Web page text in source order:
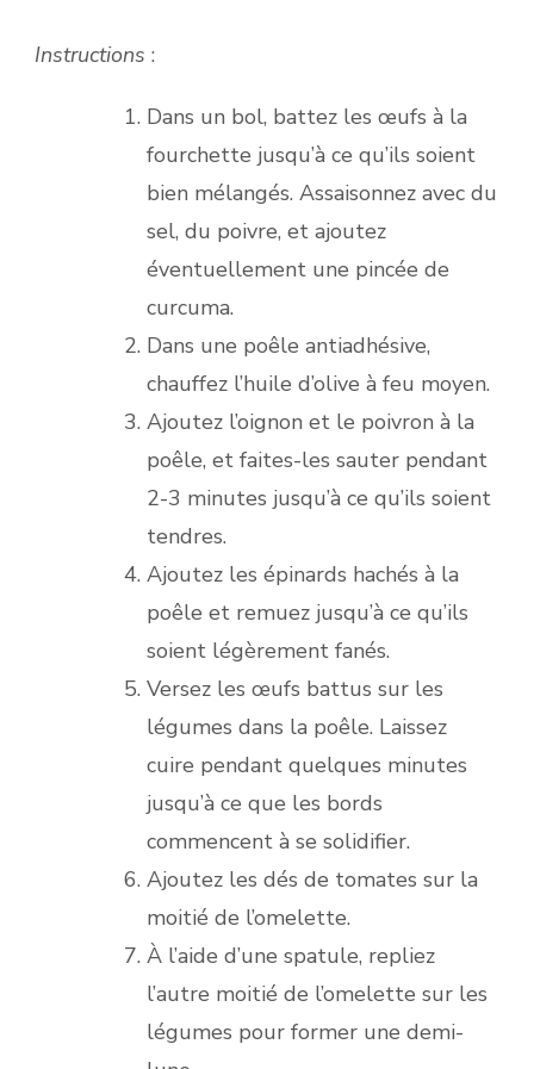
Instructions :
Dans un bol, battez les œufs à la
fourchette jusqu’à ce qu’ils soient
bien mélangés. Assaisonnez avec du
sel, du poivre, et ajoutez
éventuellement une pincée de
curcuma.
Dans une poêle antiadhésive,
chauffez l’huile d’olive à feu moyen.
Ajoutez l’oignon et le poivron à la
poêle, et faites-les sauter pendant
2-3 minutes jusqu’à ce qu’ils soient
tendres.
Ajoutez les épinards hachés à la
poêle et remuez jusqu’à ce qu’ils
soient légèrement fanés.
Versez les œufs battus sur les
légumes dans la poêle. Laissez
cuire pendant quelques minutes
jusqu’à ce que les bords
commencent à se solidifier.
Ajoutez les dés de tomates sur la
moitié de l’omelette.
À l’aide d’une spatule, repliez
l’autre moitié de l’omelette sur les
légumes pour former une demi-